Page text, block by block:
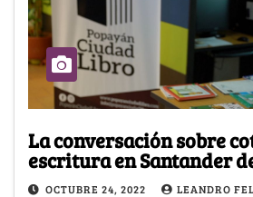
La conversación sobre
escritura en Santander
OCTUBRE 24, 2022
LEANDRO